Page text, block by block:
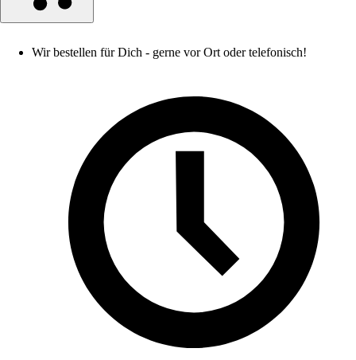
Wir bestellen für Dich - gerne vor Ort oder telefonisch!